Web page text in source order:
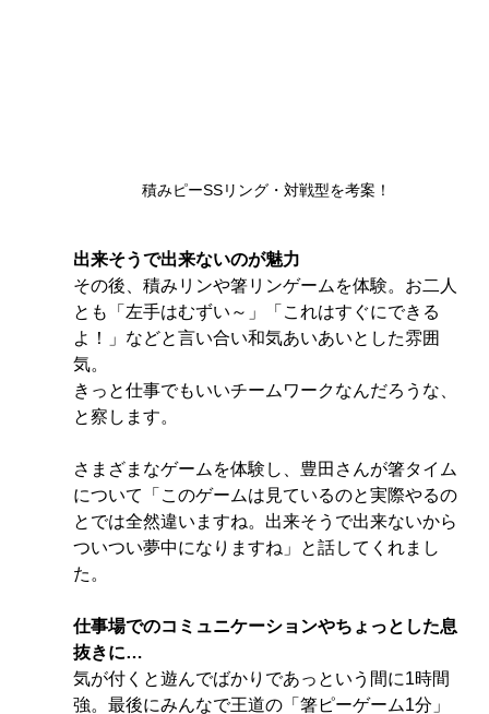
積みピーSSリング・対戦型を考案！
出来そうで出来ないのが魅力
その後、積みリンや箸リンゲームを体験。お二人
とも「左手はむずい～」「これはすぐにできる
よ！」などと言い合い和気あいあいとした雰囲
気。
きっと仕事でもいいチームワークなんだろうな、
と察します。
さまざまなゲームを体験し、豊田さんが箸タイム
について「このゲームは見ているのと実際やるの
とでは全然違いますね。出来そうで出来ないから
ついつい夢中になりますね」と話してくれまし
た。
仕事場でのコミュニケーションやちょっとした息
抜きに…
気が付くと遊んでばかりであっという間に1時間
強。最後にみんなで王道の「箸ピーゲーム1分」